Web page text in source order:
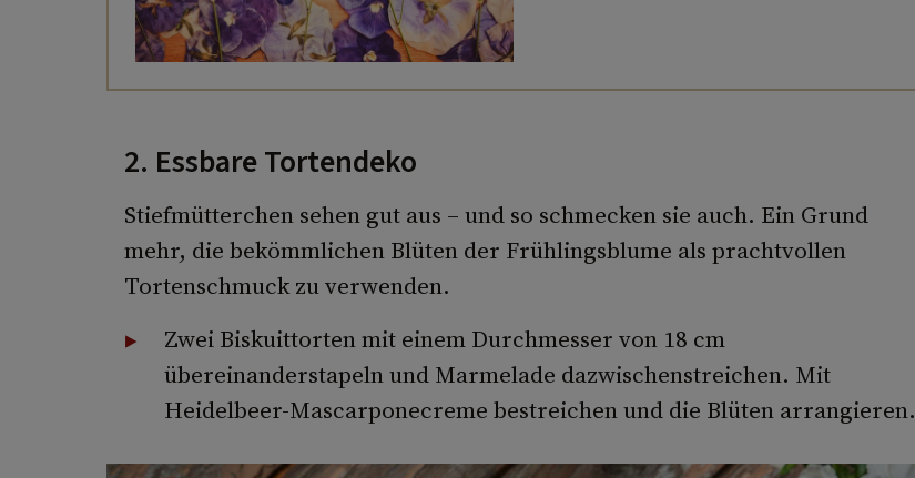
2. Essbare Tortendeko
Stiefmütterchen sehen gut aus – und so schmecken sie auch. Ein Grund
mehr, die bekömmlichen Blüten der Frühlingsblume als prachtvollen
Tortenschmuck zu verwenden.
Zwei Biskuittorten mit einem Durchmesser von 18 cm
übereinanderstapeln und Marmelade dazwischenstreichen. Mit
Heidelbeer-Mascarponecreme bestreichen und die Blüten arrangieren.